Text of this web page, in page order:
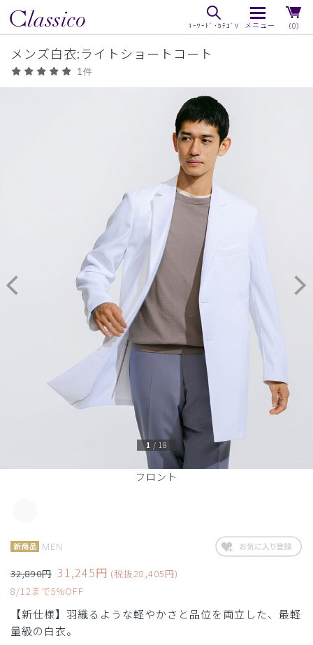
（0）
メンズ白衣:ライトショートコート
1件
フロント
1 / 18
MEN
32,890円 31,245円 (税抜28,405円)
8/12まで5%OFF
【新仕様】羽織るような軽やかさと品位を両立した、最軽
量級の白衣。